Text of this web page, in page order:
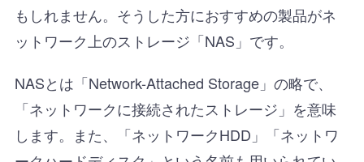
もしれません。そうした方におすすめの製品がネ
ットワーク上のストレージ「NAS」です。
NASとは「Network-Attached Storage」の略で、
「ネットワークに接続されたストレージ」を意味
します。また、「ネットワークHDD」「ネットワ